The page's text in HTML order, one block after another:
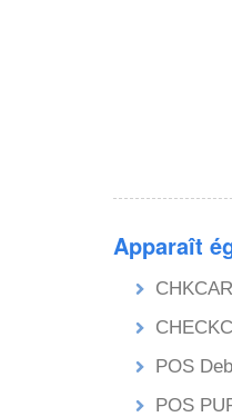
Apparaît
POS
POS